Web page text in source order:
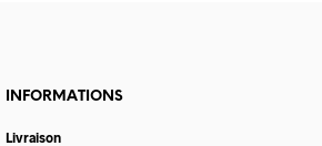
INFORMATIONS
Livraison